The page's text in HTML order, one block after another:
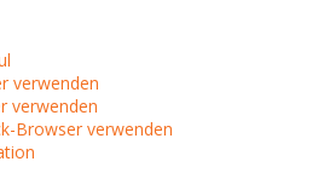
verwenden
verwenden
Browser verwenden